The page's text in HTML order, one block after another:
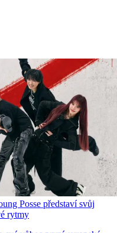
Posse představí svůj
rytmy